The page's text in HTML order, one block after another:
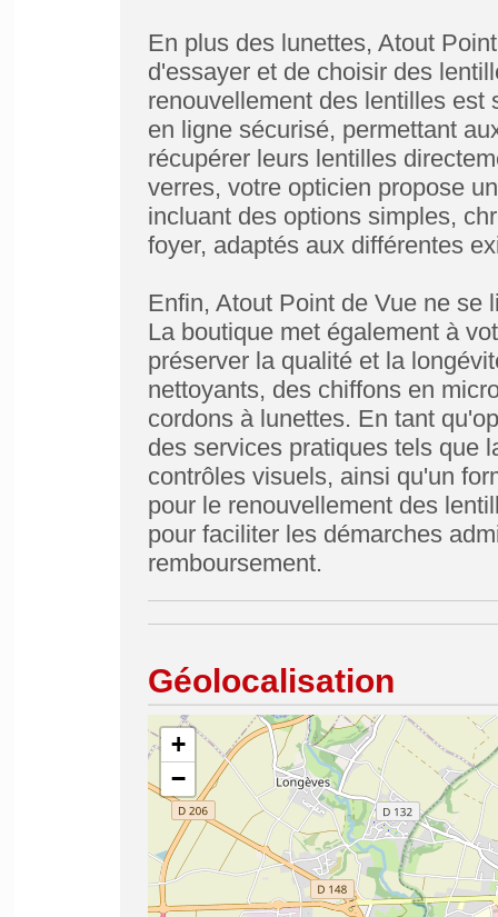
En plus des lunettes, Atout
d'essayer et de choisir des
renouvellement des lentilles est
en ligne sécurisé, permettant
récupérer leurs lentilles
verres, votre opticien propose
incluant des options simples,
foyer, adaptés aux différentes
Enfin, Atout Point de Vue ne se
La boutique met également à
préserver la qualité et la
nettoyants, des chiffons en
cordons à lunettes. En tant
des services pratiques tels que
contrôles visuels, ainsi qu'un
pour le renouvellement des
pour faciliter les démarches
remboursement.
Géolocalisation
+
−